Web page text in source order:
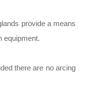
provide a means
equipment.
there are no arcing